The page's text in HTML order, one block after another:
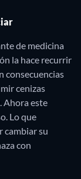
de medicina
la hace recurrir
consecuencias
cenizas
Ahora este
Lo que
cambiar su
con